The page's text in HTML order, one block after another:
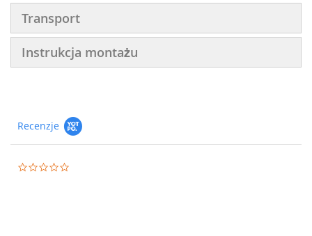
Transport
Instrukcja montażu
Recenzje